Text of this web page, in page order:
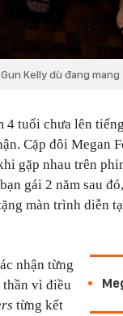
Kelly dù đang
4 tuổi chưa lên
Cặp đôi Megan
gặp nhau trên
gái 2 năm sau
màn trình diễn
nhận từng
vì điều
từng kết